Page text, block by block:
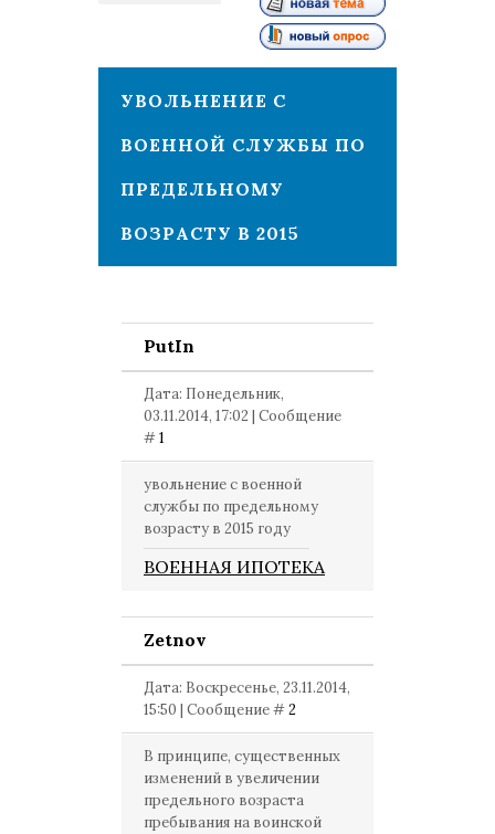
УВОЛЬНЕНИЕ С
ВОЕННОЙ СЛУЖБЫ ПО
ПРЕДЕЛЬНОМУ
ВОЗРАСТУ В 2015
PutIn
Дата: Понедельник,
03.11.2014, 17:02 | Сообщение
#1
увольнение с военной
службы по предельному
возрасту в 2015 году
ВОЕННАЯ ИПОТЕКА
Zetnov
Дата: Воскресенье, 23.11.2014,
15:50 | Сообщение #2
В принципе, существенных
изменений в увеличении
предельного возраста
пребывания на воинской